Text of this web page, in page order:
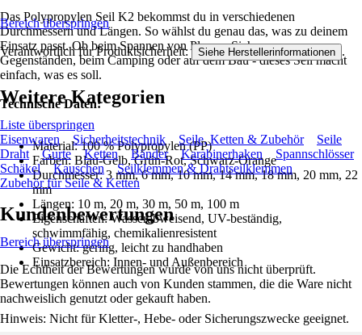
Das Polypropylen Seil K2 bekommst du in verschiedenen
Durchmessern und Längen. So wählst du genau das, was zu deinem
Einsatz passt. Ob beim Spannen von Planen, Sichern von
Gegenständen, beim Camping oder auf dem Bau - dieses Seil macht
einfach, was es soll.
Technische Daten:
Material: 100 % Polypropylen (PP)
Farben: Blau-Gelb, Grün-Rot, Schwarz-Orange
Durchmesser: 3 mm, 6 mm, 10 mm, 14 mm, 18 mm, 20 mm, 22
mm
Längen: 10 m, 20 m, 30 m, 50 m, 100 m
Eigenschaften: Wasserabweisend, UV-beständig,
schwimmfähig, chemikalienresistent
Gewicht: gering, leicht zu handhaben
Einsatzbereich: Innen- und Außenbereich
Hinweis: Nicht für Kletter-, Hebe- oder Sicherungszwecke geeignet.
Bereich überspringen
Verantwortlich für Produktsicherheit: Siehe Herstellerinformationen .
Weitere Kategorien
Liste überspringen
Eisenwaren
Sicherheitstechnik Seile, Ketten & Zubehör
Seile
Draht
Gurte Ketten Bänder Karabinerhaken
Spannschlösser
Schäkel
Kauschen
Seilklemmen & Drahtseilklemmen
Zubehör für Seile & Ketten
Kundenbewertungen
Bereich überspringen
Die Echtheit der Bewertungen wurde von uns nicht überprüft.
Bewertungen können auch von Kunden stammen, die die Ware nicht
nachweislich genutzt oder gekauft haben.